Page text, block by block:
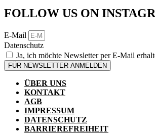
FOLLOW US ON
E-Mail
Datenschutz
Ja, ich möchte Newsletter per E-Mail
FÜR NEWSLETTER ANMELDEN
ÜBER UNS
KONTAKT
AGB
IMPRESSUM
DATENSCHUTZ
BARRIEREFREIHEIT